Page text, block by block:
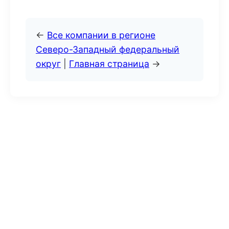
← Все компании в регионе
Северо-Западный федеральный
округ
Главная страница →